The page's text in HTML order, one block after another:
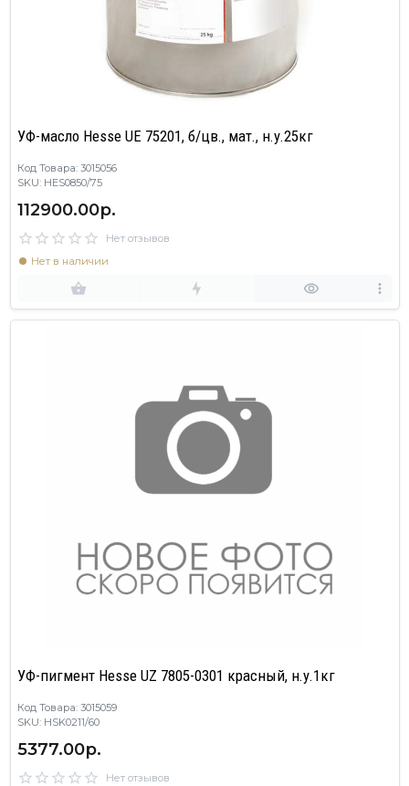
УФ-масло Hesse UE 75201, б/цв., мат., н.у.25кг
Код Товара: 3015056
SKU: HES0850/75
112900.00р.
Нет отзывов
Нет в наличии
УФ-пигмент Hesse UZ 7805-0301 красный, н.у.1кг
Код Товара: 3015059
SKU: HSK0211/60
5377.00р.
Нет отзывов